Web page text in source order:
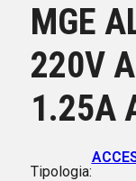
MGE
220V
1.25A
Tipologia: